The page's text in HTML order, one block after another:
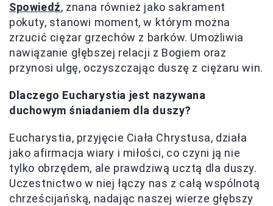
Spowiedź, znana również jako sakrament
pokuty, stanowi moment, w którym można
zrzucić ciężar grzechów z barków. Umożliwia
nawiązanie głębszej relacji z Bogiem oraz
przynosi ulgę, oczyszczając duszę z ciężaru win.
Dlaczego Eucharystia jest nazywana
duchowym śniadaniem dla duszy?
Eucharystia, przyjęcie Ciała Chrystusa, działa
jako afirmacja wiary i miłości, co czyni ją nie
tylko obrzędem, ale prawdziwą ucztą dla duszy.
Uczestnictwo w niej łączy nas z całą wspólnotą
chrześcijańską, nadając naszej wierze głębszy